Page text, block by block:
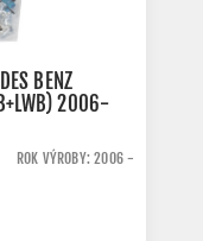
BENZ
2006-
ROK VÝROBY: 2006 -